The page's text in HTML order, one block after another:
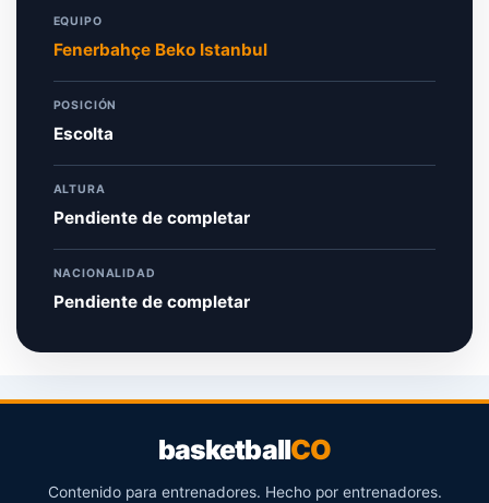
EQUIPO
Fenerbahçe Beko Istanbul
POSICIÓN
Escolta
ALTURA
Pendiente de completar
NACIONALIDAD
Pendiente de completar
basketballCO
Contenido para entrenadores. Hecho por entrenadores.